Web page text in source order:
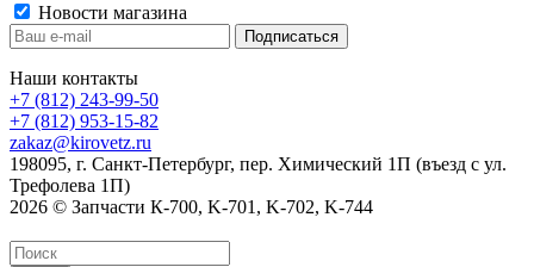
Новости магазина
Наши контакты
+7 (812) 243-99-50
+7 (812) 953-15-82
zakaz@kirovetz.ru
198095, г. Санкт-Петербург, пер. Химический 1П (въезд с ул.
Трефолева 1П)
2026 © Запчасти К-700, K-701, K-702, K-744